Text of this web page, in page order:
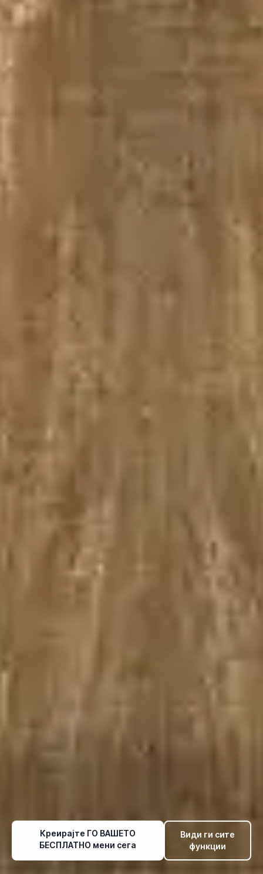
Креирајте ГО ВАШЕТО
БЕСПЛАТНО мени сега
Види ги сите
функции